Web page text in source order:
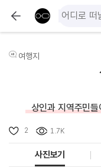
여행지
상인과 지역주민
2 1.7K
사진보기